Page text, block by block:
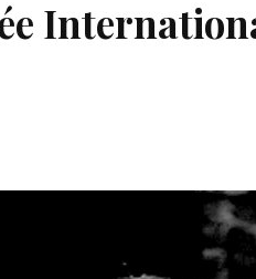
Né un 2 juillet : André